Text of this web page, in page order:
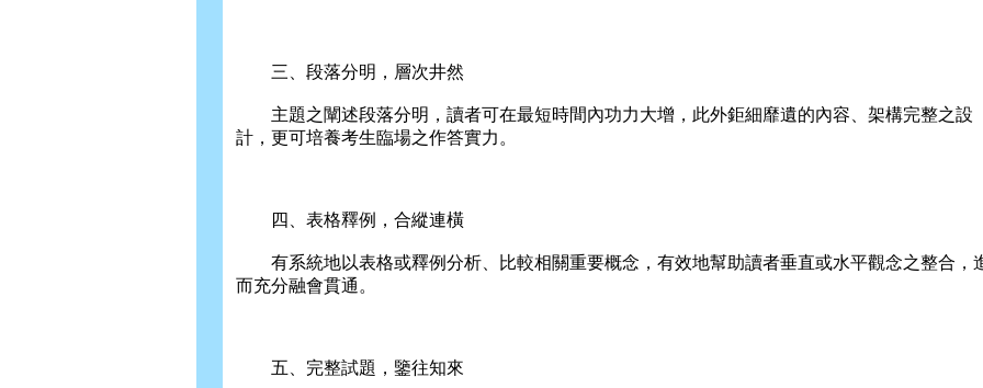
三、段落分明，層次井然
主題之闡述段落分明，讀者可在最短時間內功力大增，此外鉅細靡遺的內容、架構完整之設
計，更可培養考生臨場之作答實力。
四、表格釋例，合縱連橫
有系統地以表格或釋例分析、比較相關重要概念，有效地幫助讀者垂直或水平觀念之整合，
而充分融會貫通。
五、完整試題，鑒往知來